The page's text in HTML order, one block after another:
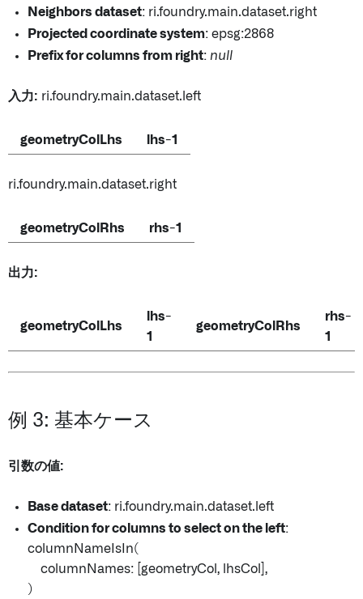
Neighbors dataset: ri.foundry.main.dataset.right
Projected coordinate system: epsg:2868
Prefix for columns from right: null
入力: ri.foundry.main.dataset.left
geometryColLhs lhs-1
ri.foundry.main.dataset.right
geometryColRhs rhs-1
出力:
geometryColLhs
lhs-
1
geometryColRhs
rhs-
1
例 3: 基本ケース
引数の値:
Base dataset: ri.foundry.main.dataset.left
Condition for columns to select on the left:
columnNameIsIn(
columnNames: [geometryCol, lhsCol],
)